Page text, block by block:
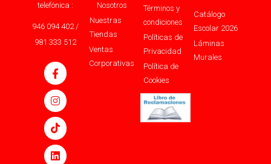
telefónica :
946 094 402 /
981 333 512
Nosotros
Nuestras
Tiendas
Ventas
Corporativas
Términos y
condiciones
Políticas de
Privacidad
Política de
Cookies
Catálogo
Escolar 2026
Láminas
Murales